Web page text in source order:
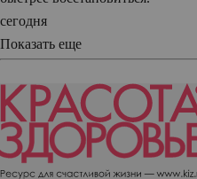
сегодня
Показать еще